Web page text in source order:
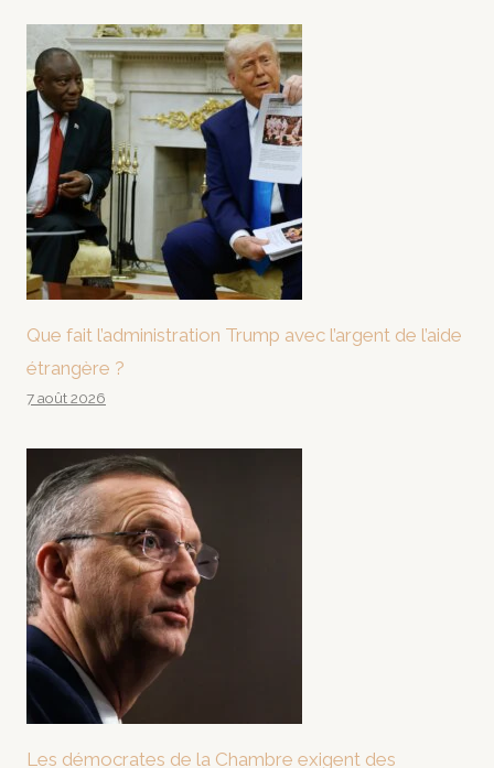
Que fait l’administration Trump avec l’argent de l’aide
étrangère ?
7 août 2026
Les démocrates de la Chambre exigent des